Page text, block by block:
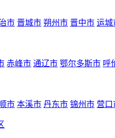
市 晋城市 朔州市 晋中市 运城
赤峰市 通辽市 鄂尔多斯市 呼
市 本溪市 丹东市 锦州市 营口